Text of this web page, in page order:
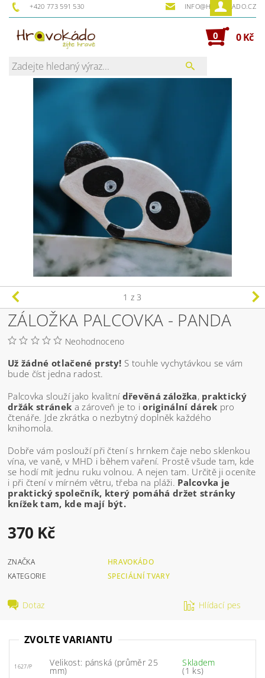
+420 773 591 530 INFO@HRAVOKADO.CZ
0 0 Kč
1 z 3
ZÁLOŽKA PALCOVKA - PANDA
Neohodnoceno
Už žádné otlačené prsty! S touhle vychytávkou se vám
bude číst jedna radost.
Palcovka slouží jako kvalitní dřevěná záložka, praktický
držák stránek a zároveň je to ioriginální dárek pro
čtenáře. Jde zkrátka o nezbytný doplněk každého
knihomola.
Dobře vám poslouží při čtení s hrnkem čaje nebo sklenkou
vína, ve vaně, v MHD i během vaření. Prostě všude tam, kde
se hodí mít jednu ruku volnou. A nejen tam. Určitě ji oceníte
i při čtení v mírném větru, třeba na pláži. Palcovka je
praktický společník, který pomáhá držet stránky
knížek tam, kde mají být.
370 Kč
ZNAČKA
HRAVOKÁDO
KATEGORIE
SPECIÁLNÍ TVARY
Dotaz Hlídací pes
ZVOLTE VARIANTU
1627/P Velikost: pánská (průměr 25
mm)
Skladem
(1 ks)